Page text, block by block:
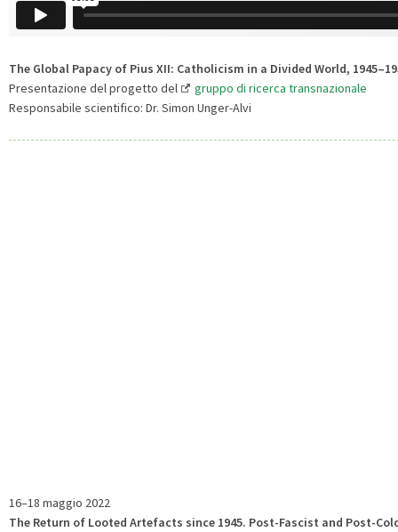
The Global Papacy of Pius XII: Catholicism in a Divided World,
Presentazione del progetto del
gruppo di ricerca transnazionale
Responsabile scientifico: Dr. Simon Unger-Alvi
16–18 maggio 2022
The Return of Looted Artefacts since 1945. Post-Fascist and Post-